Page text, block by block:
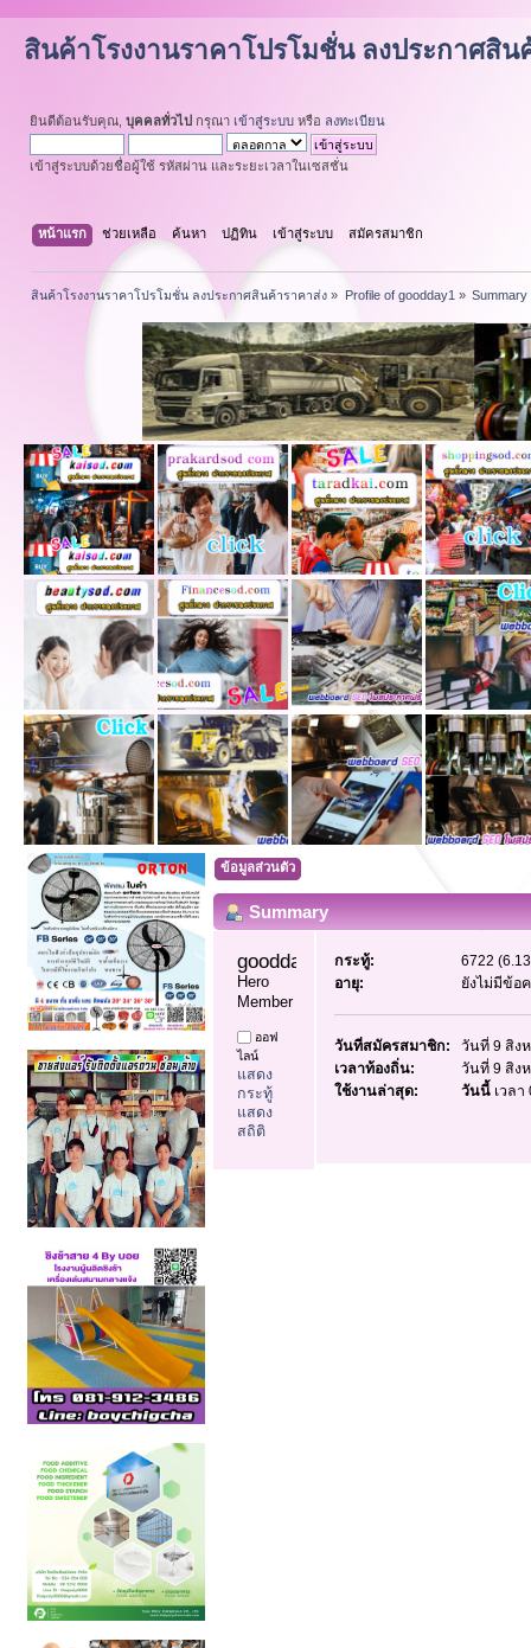
สินค้าโรงงานราคาโปรโมชั่น ลงประกาศสิน
ยินดีต้อนรับคุณ, บุคคลทั่วไป กรุณา เข้าสู่ระบบ หรือ ลงทะเบียน
เข้าสู่ระบบด้วยชื่อผู้ใช้ รหัสผ่าน และระยะเวลาในเซสชั่น
หน้าแรก ช่วยเหลือ ค้นหา ปฏิทิน เข้าสู่ระบบ สมัครสมาชิก
สินค้าโรงงานราคาโปรโมชั่น ลงประกาศสินค้าราคาส่ง » Profile of goodday1 » Summary
ข้อมูลส่วนตัว
Summary
Hero
Member
ออฟ
ไลน์
แสดง
กระทู้
แสดง
สถิติ
กระทู้:
6722
อายุ:
ยังไม่มีข้อ
วันที่สมัครสมาชิก:
วันที่ 9 สิง
เวลาท้องถิ่น:
วันที่ 9 สิง
ใช้งานล่าสุด:
วันนี้เวลา